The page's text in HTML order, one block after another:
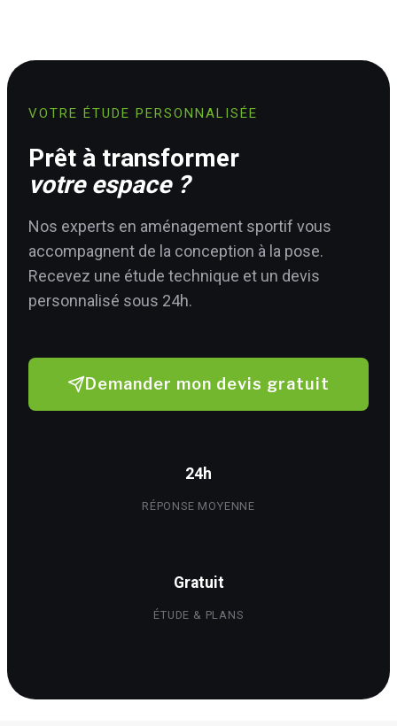
VOTRE ÉTUDE PERSONNALISÉE
Prêt à transformer
votre espace ?
Nos experts en aménagement sportif vous
accompagnent de la conception à la pose.
Recevez une étude technique et un devis
personnalisé sous 24h.
Demander mon devis gratuit
24h
RÉPONSE MOYENNE
Gratuit
ÉTUDE & PLANS